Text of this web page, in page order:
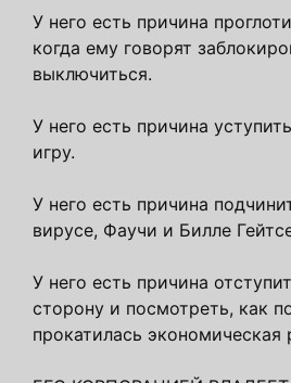
У него есть причина
когда ему говорят
выключиться.
У него есть причина
игру.
У него есть причина
вирусе, Фаучи и Билле
У него есть причина
сторону и посмотреть, как
прокатилась экономическая